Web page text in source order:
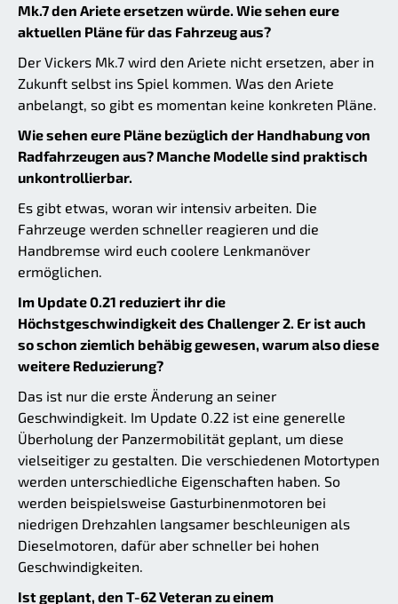
Mk.7 den Ariete ersetzen würde. Wie sehen eure
aktuellen Pläne für das Fahrzeug aus?
Der Vickers Mk.7 wird den Ariete nicht ersetzen, aber in
Zukunft selbst ins Spiel kommen. Was den Ariete
anbelangt, so gibt es momentan keine konkreten Pläne.
Wie sehen eure Pläne bezüglich der Handhabung von
Radfahrzeugen aus? Manche Modelle sind praktisch
unkontrollierbar.
Es gibt etwas, woran wir intensiv arbeiten. Die
Fahrzeuge werden schneller reagieren und die
Handbremse wird euch coolere Lenkmanöver
ermöglichen.
Im Update 0.21 reduziert ihr die
Höchstgeschwindigkeit des Challenger 2. Er ist auch
so schon ziemlich behäbig gewesen, warum also diese
weitere Reduzierung?
Das ist nur die erste Änderung an seiner
Geschwindigkeit. Im Update 0.22 ist eine generelle
Überholung der Panzermobilität geplant, um diese
vielseitiger zu gestalten. Die verschiedenen Motortypen
werden unterschiedliche Eigenschaften haben. So
werden beispielsweise Gasturbinenmotoren bei
niedrigen Drehzahlen langsamer beschleunigen als
Dieselmotoren, dafür aber schneller bei hohen
Geschwindigkeiten.
Ist geplant, den T-62 Veteran zu einem